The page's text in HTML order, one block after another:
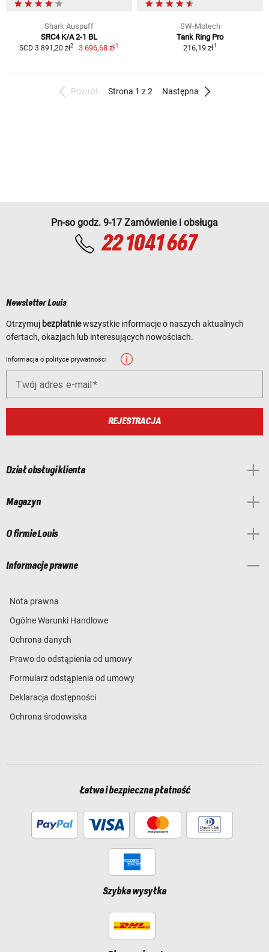
Shark Auspuff
SRC4 K/A 2-1 BL
SCD 3 891,20 zł2 3 696,68 zł1
SW-Motech
Tank Ring Pro
216,19 zł1
Powrót Strona 1 z 2 Następna
Pn-so godz. 9-17 Zamówienie i obsługa
22 1041 667
Newsletter Louis
Otrzymuj bezpłatniewszystkie informacje o naszych aktualnych
ofertach, okazjach lub interesujących nowościach.
Informacja o polityce prywatności
Twój adres e-mail
REJESTRACJA
Dział obsługi klienta
Magazyn
O firmie Louis
Informacje prawne
Nota prawna
Ogólne Warunki Handlowe
Ochrona danych
Prawo do odstąpienia od umowy
Formularz odstąpienia od umowy
Deklaracja dostępności
Ochrona środowiska
Łatwa i bezpieczna płatność
Szybka wysyłka